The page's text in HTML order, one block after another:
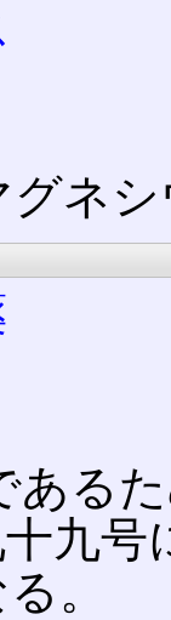
グネ
ある
九
。